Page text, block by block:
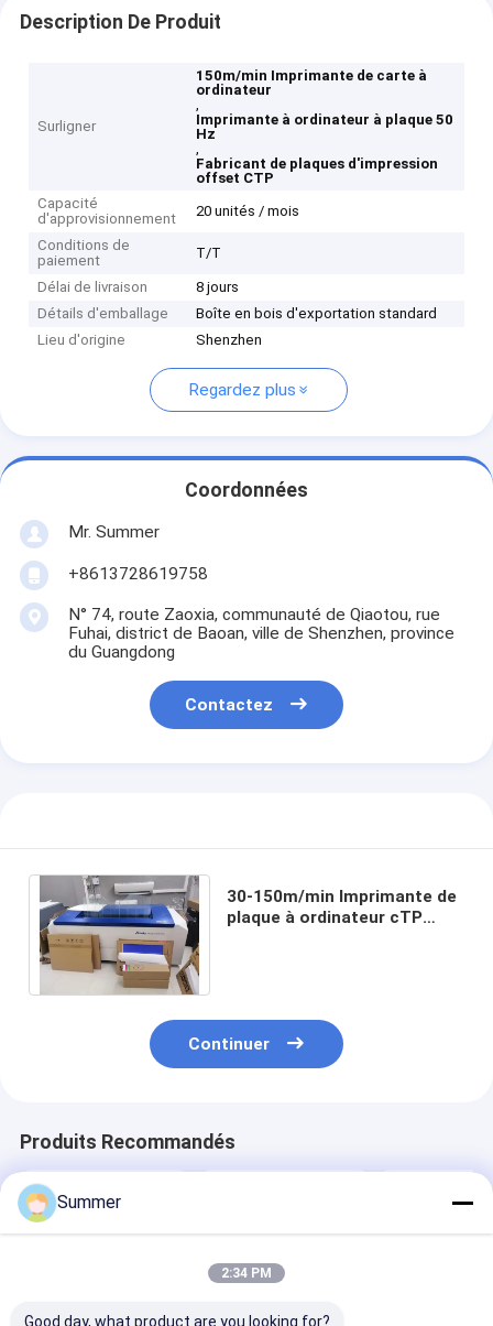
Description De Produit
Surligner
150m/min Imprimante de carte à
ordinateur
,
Imprimante à ordinateur à plaque 50
Hz
,
Fabricant de plaques d'impression
offset CTP
Capacité
d'approvisionnement
20 unités / mois
Conditions de
paiement
T/T
Délai de livraison
8 jours
Détails d'emballage
Boîte en bois d'exportation standard
Lieu d'origine
Shenzhen
Regardez plus
Coordonnées
Mr. Summer
+8613728619758
N° 74, route Zaoxia, communauté de Qiaotou, rue
Fuhai, district de Baoan, ville de Shenzhen, province
du Guangdong
Contactez
30-150m/min Imprimante de
plaque à ordinateur cTP
Continuer
Produits Recommandés
Summer
2:34 PM
Good day, what product are you looking for?